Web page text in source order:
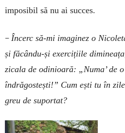
imposibil să nu ai ­succes.
– Încerc să-mi imaginez o
și făcându-și exercițiile
zicala de odinioară: „Numa’ de
îndrăgostești!” Cum ești tu în
greu de suportat?